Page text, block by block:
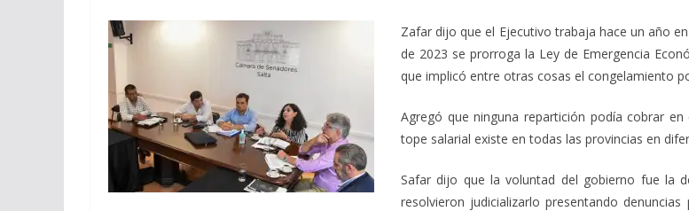
Zafar dijo que el Ejecutivo trabaja hace un año
de 2023 se prorroga la Ley de Emergencia
que implicó entre otras cosas el congelamiento
Agregó que ninguna repartición podía cobrar
tope salarial existe en todas las provincias en
Safar dijo que la voluntad del gobierno fue la
resolvieron judicializarlo presentando